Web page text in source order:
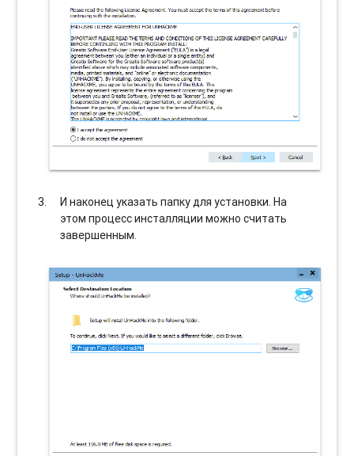
И наконец указать папку для установки. На
этом процесс инсталляции можно считать
завершенным.